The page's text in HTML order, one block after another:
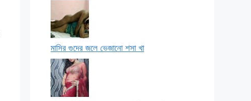
মাসির গুদের জলে ভেজানো শসা খা